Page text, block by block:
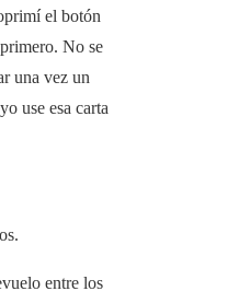
el botón
No se
una vez un
use esa carta
entre los